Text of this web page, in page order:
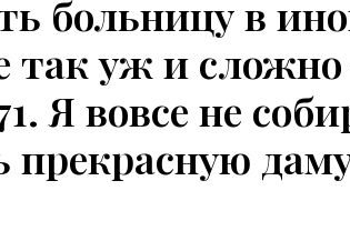
больницу в
так уж и сложно
Я вовсе не
прекрасную